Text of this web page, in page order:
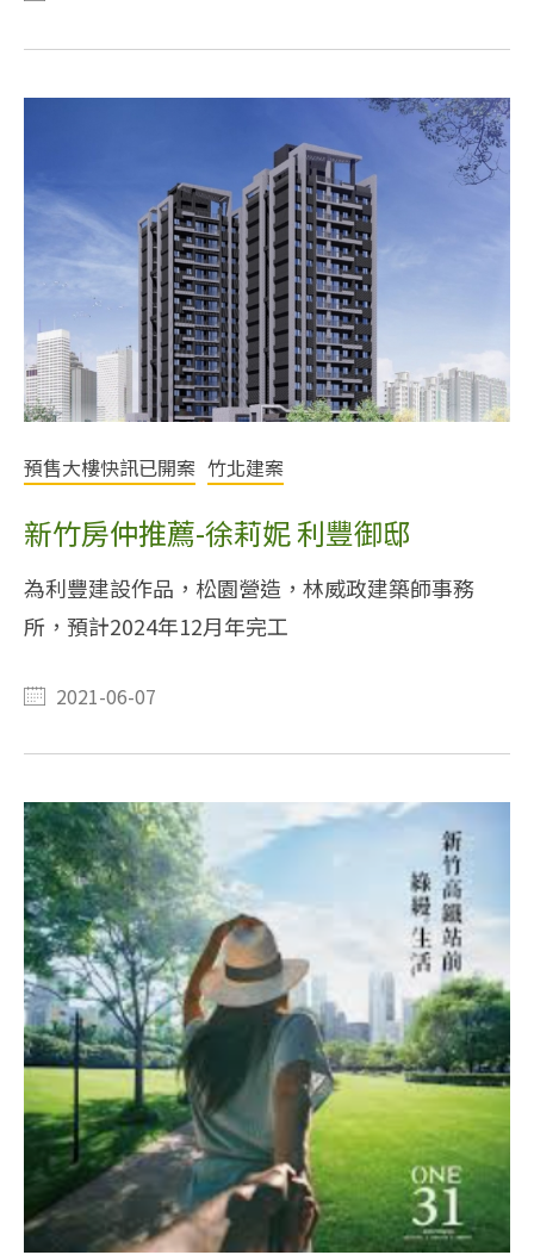
預售大樓快訊已開案 竹北建案
新竹房仲推薦-徐莉妮 利豐御邸
為利豐建設作品，松園營造，林威政建築師事務
所，預計2024年12月年完工
2021-06-07